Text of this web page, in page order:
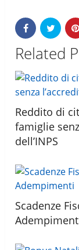
Related
Reddito di
famiglie
dell’INPS
Scadenze